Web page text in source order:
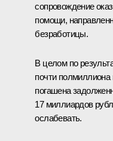
сопровождение
помощи,
безработицы.
В целом по
почти
погашена
17 миллиардов
ослабевать.